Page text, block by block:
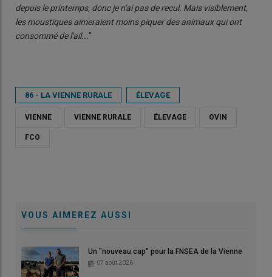
depuis le printemps, donc je n'ai pas de recul. Mais visiblement,
les moustiques aimeraient moins piquer des animaux qui ont
consommé de l'ail... "
86 - LA VIENNE RURALE ÉLEVAGE
VIENNE VIENNE RURALE ÉLEVAGE OVIN
FCO
VOUS AIMEREZ AUSSI
Un "nouveau cap" pour la FNSEA de la Vienne
07 août 2026